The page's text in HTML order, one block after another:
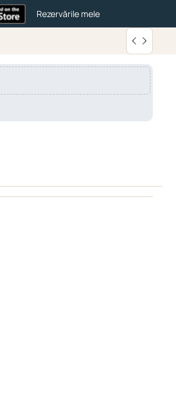
Rezervările mele